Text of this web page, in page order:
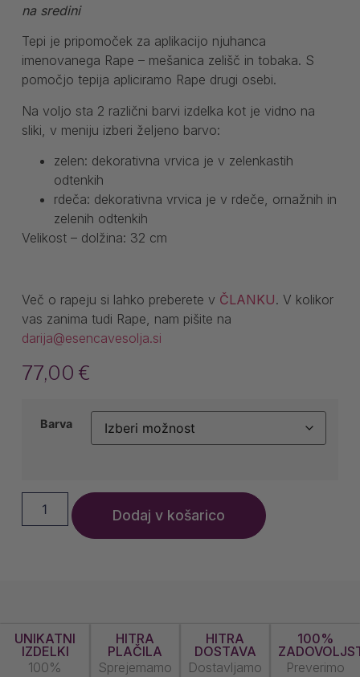
na sredini
Tepi je pripomoček za aplikacijo njuhanca
imenovanega Rape – mešanica zelišč in tobaka. S
pomočjo tepija apliciramo Rape drugi osebi.
Na voljo sta 2 različni barvi izdelka kot je vidno na
sliki, v meniju izberi željeno barvo:
zelen: dekorativna vrvica je v zelenkastih
odtenkih
rdeča: dekorativna vrvica je v rdeče, ornažnih in
zelenih odtenkih
Velikost – dolžina: 32 cm
Več o rapeju si lahko preberete v ČLANKU. V kolikor
vas zanima tudi Rape, nam pišite na
darija@esencavesolja.si
77,00 €
Barva
Dodaj v košarico
UNIKATNI
IZDELKI
100%
HITRA
PLAČILA
Sprejemamo
HITRA
DOSTAVA
Dostavljamo
100%
Preverimo